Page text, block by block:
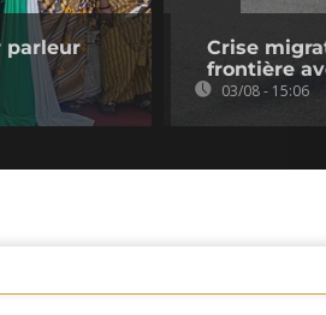
parleur
Crise
frontière
03/08 - 15:06